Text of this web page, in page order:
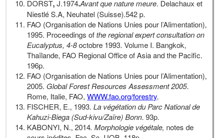
DORST,J.1974.Avant que nature meure. Delachaux et
Niestlé S.A, Neuhatel (Suisse).542 p.
FAO (Organisation de Nations Unies pour l’Alimentation),
1995. Proceedings ofthe regional expert consultation on
Eucalyptus, 4-8octobre 1993. Volume I. Bangkok,
Thaïlande, FAO Regional Office of Asia and the Pacific.
196p.
FAO (Organisation de Nations Unies pour l’Alimentation),
2005. Global Forest Resources Assessment 2005.
Rome, Italie, FAO,WWW.fao.org/forestry.
FISCHER, E., 1993.La végétation du Parc National de
Kahuzi-Biega (Sud-kivu/Zaïre) Bonn. 93p.
KABONYI, N., 2014. Morphologie végétale, notes de